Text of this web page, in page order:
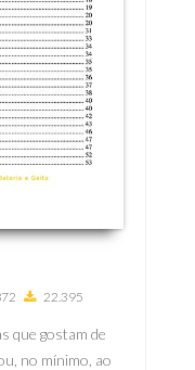
22.395
que gostam de
no mínimo, ao